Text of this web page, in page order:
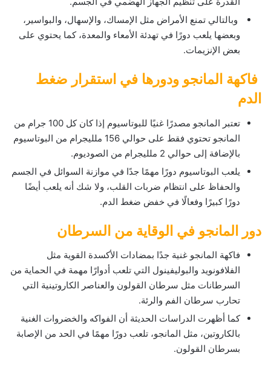
وبالتالي تمنع الأمراض مثل الإمساك، والإسهال، والبواسير،
وبعضها يلعب دورًا في تهدئة الأمعاء والمعدة، كما يحتوي على
بعض الإنزيمات.
فاكهة المانجو ودورها في استقرار ضغط
الدم
تعتبر المانجو مصدرًا غنيًا للبوتاسيوم إذا كان كل 100 جرام من
المانجو تحتوي فقط على حوالي 156 ملليجرام من البوتاسيوم
بالإضافة إلى حوالي 2 ملليجرام من الصوديوم.
يلعب البوتاسيوم دورًا مهمًا جدًا في موازنة السوائل في الجسم
والحفاظ على انتظام ضربات القلب، ولا شك أنه يلعب أيضًا
دورًا كبيرًا وفعالًا في خفض ضغط الدم.
دور المانجو في الوقاية من السرطان
فاكهة المانجو غنية جدًا بمضادات الأكسدة القوية مثل
الفلافونويد والبوليفينول التي تلعب أدوارًا مهمة في الحماية من
السرطانات مثل سرطان القولون والعناصر الكاروتينية التي
تحارب سرطان الفم والرئة.
كما أظهرت الدراسات الحديثة أن الفواكه والخضروات الغنية
بالكاروتين، مثل المانجو، تلعب دورًا مهمًا في الحد من الإصابة
بسرطان القولون.